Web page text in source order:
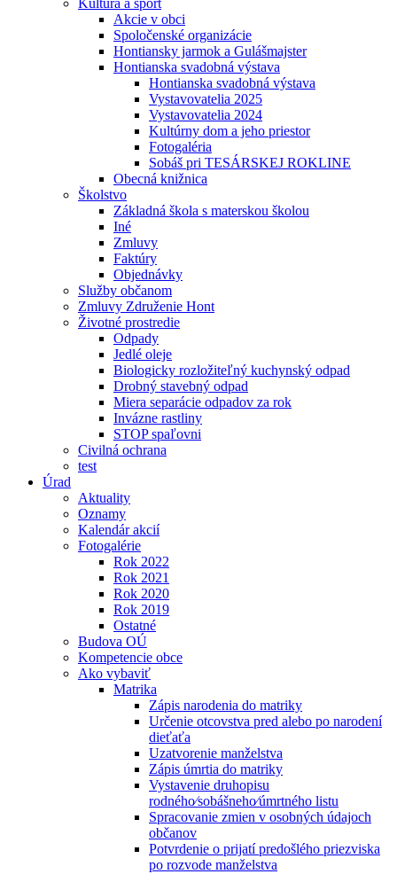
Kultúra a šport
Akcie v obci
Spoločenské organizácie
Hontiansky jarmok a Gulášmajster
Hontianska svadobná výstava
Hontianska svadobná výstava
Vystavovatelia 2025
Vystavovatelia 2024
Kultúrny dom a jeho priestor
Fotogaléria
Sobáš pri TESÁRSKEJ ROKLINE
Obecná knižnica
Školstvo
Základná škola s materskou školou
Iné
Zmluvy
Faktúry
Objednávky
Služby občanom
Zmluvy Združenie Hont
Životné prostredie
Odpady
Jedlé oleje
Biologicky rozložiteľný kuchynský odpad
Drobný stavebný odpad
Miera separácie odpadov za rok
Invázne rastliny
STOP spaľovni
Civilná ochrana
test
Úrad
Aktuality
Oznamy
Kalendár akcií
Fotogalérie
Rok 2022
Rok 2021
Rok 2020
Rok 2019
Ostatné
Budova OÚ
Kompetencie obce
Ako vybaviť
Matrika
Zápis narodenia do matriky
Určenie otcovstva pred alebo po narodení
dieťaťa
Uzatvorenie manželstva
Zápis úmrtia do matriky
Vystavenie druhopisu
rodného⁄sobášneho⁄úmrtného listu
Spracovanie zmien v osobných údajoch
občanov
Potvrdenie o prijatí predošlého priezviska
po rozvode manželstva